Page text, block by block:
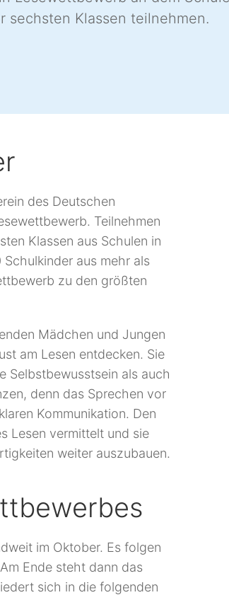
sechsten Klassen teilnehmen.
des Deutschen
Teilnehmen
Klassen aus Schulen in
aus mehr als
zu den größten
Mädchen und Jungen
am Lesen entdecken. Sie
Selbstbewusstsein als auch
denn das Sprechen vor
Kommunikation. Den
Lesen vermittelt und sie
weiter auszubauen.
im Oktober. Es folgen
Ende steht dann das
sich in die folgenden